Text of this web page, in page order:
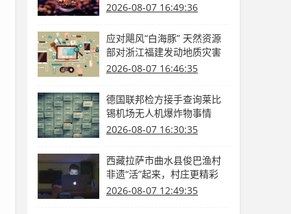
2026-08-07 16:49:36
应对飓风“白海豚” 天然资源
部对浙江福建发动地质灾害
防护Ⅳ级呼应
2026-08-07 16:46:35
德国联邦检方接手查询莱比
锡机场无人机爆炸物事情
2026-08-07 16:30:35
西藏拉萨市曲水县俊巴渔村
非遗“活”起来，村庄更精彩
（乡里乡亲那些事）
2026-08-07 12:49:35